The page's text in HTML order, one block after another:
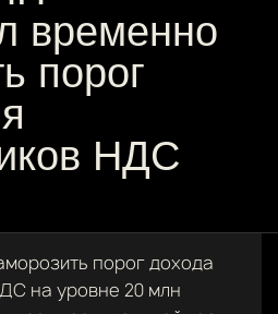
временно
порог
НДС
порог дохода
на уровне 20 млн